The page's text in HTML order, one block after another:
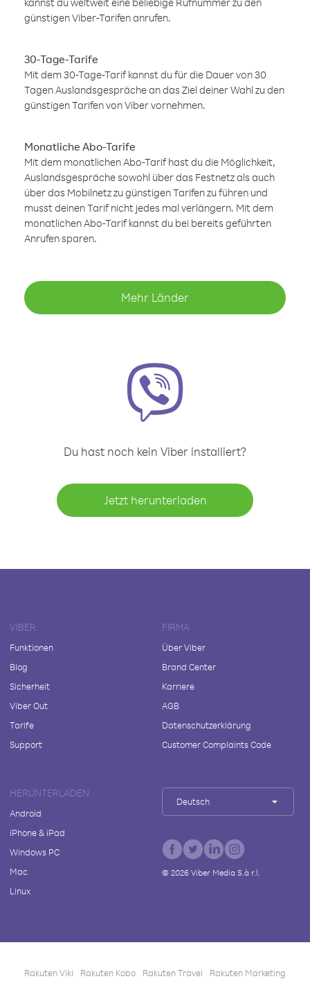
günstigen Viber-Tarifen anrufen.
30-Tage-Tarife
Mit dem 30-Tage-Tarif kannst du für die Dauer von 30
Tagen Auslandsgespräche an das Ziel deiner Wahl zu den
günstigen Tarifen von Viber vornehmen.
Monatliche Abo-Tarife
Mit dem monatlichen Abo-Tarif hast du die Möglichkeit,
Auslandsgespräche sowohl über das Festnetz als auch
über das Mobilnetz zu günstigen Tarifen zu führen und
musst deinen Tarif nicht jedes mal verlängern. Mit dem
monatlichen Abo-Tarif kannst du bei bereits geführten
Anrufen sparen.
Mehr Länder
Du hast noch kein Viber installiert?
Jetzt herunterladen
VIBER
Funktionen
Blog
Sicherheit
Viber Out
Tarife
Support
FIRMA
Über Viber
Brand Center
Karriere
AGB
Datenschutzerklärung
Customer Complaints Code
HERUNTERLADEN
Android
iPhone & iPad
Windows PC
Mac
Linux
Deutsch
© 2026Viber Media S.à r.l.
Rakuten Viki Rakuten Kobo Rakuten Travel
Rakuten Marketing